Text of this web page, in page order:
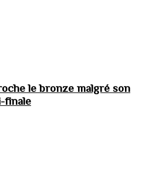
le bronze malgré son
finale